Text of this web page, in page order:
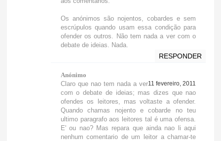
Os anónimos são nojentos, cobardes e sem
escrúpulos quando usam essa condição para
ofender os outros. Não tem nada a ver com o
debate de ideias. Nada.
RESPONDER
Anónimo
11 fevereiro, 2011
Claro que nao tem nada a ver
com o debate de ideias; mas dizes que nao
ofendes os leitores, mas voltaste a ofender.
Quando chamas nojento e cobarde no teu
ultimo paragrafo aos leitores tal é uma ofensa.
E' ou nao? Mas repara que ainda nao li aqui
nenhum comentario de um leitor a chamar-te